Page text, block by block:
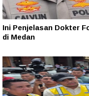
Ini Penjelasan Dokter
di Medan